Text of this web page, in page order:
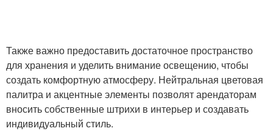
Также важно предоставить достаточное пространство
для хранения и уделить внимание освещению, чтобы
создать комфортную атмосферу. Нейтральная цветовая
палитра и акцентные элементы позволят арендаторам
вносить собственные штрихи в интерьер и создавать
индивидуальный стиль.